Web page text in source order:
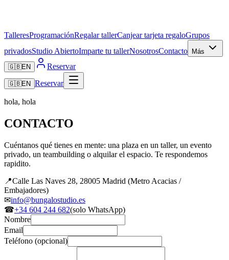
TalleresProgramaciónRegalar tallerCanjear tarjeta regaloGrupos
privadosStudio AbiertoImparte tu tallerNosotrosContacto
Más
🇬🇧EN Reservar
🇬🇧EN Reservar
hola, hola
CONTACTO
Cuéntanos qué tienes en mente: una plaza en un taller, un evento
privado, un teambuilding o alquilar el espacio. Te respondemos
rapidito.
📍Calle Las Naves 28, 28005 Madrid (Metro Acacias /
Embajadores)
✉info@bungalostudio.es
☎+34 604 244 682(solo WhatsApp)
Nombre
Email
Teléfono (opcional)